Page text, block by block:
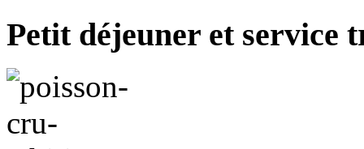
Petitdéjeuner et service